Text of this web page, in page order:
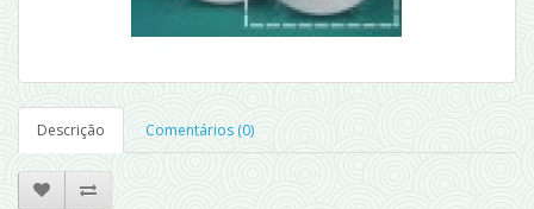
Descrição Comentários (0)